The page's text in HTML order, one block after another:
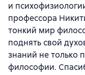
и
профессора
тонкий мир
поднять свой
знаний не только
философии.